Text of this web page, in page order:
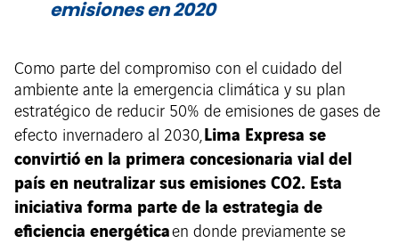
emisiones en 2020
Como parte del compromiso con el cuidado del
ambiente ante la emergencia climática y su plan
estratégico de reducir 50% de emisiones de gases de
efecto invernadero al 2030,Lima Expresa se
convirtió en la primera concesionaria vial del
país en neutralizar sus emisiones CO2. Esta
iniciativa forma parte de la estrategia de
eficiencia energéticaen donde previamente se